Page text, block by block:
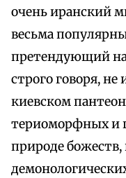
очень иранский
весьма
претендующий
строго говоря,
киевском
териоморфных и
природе